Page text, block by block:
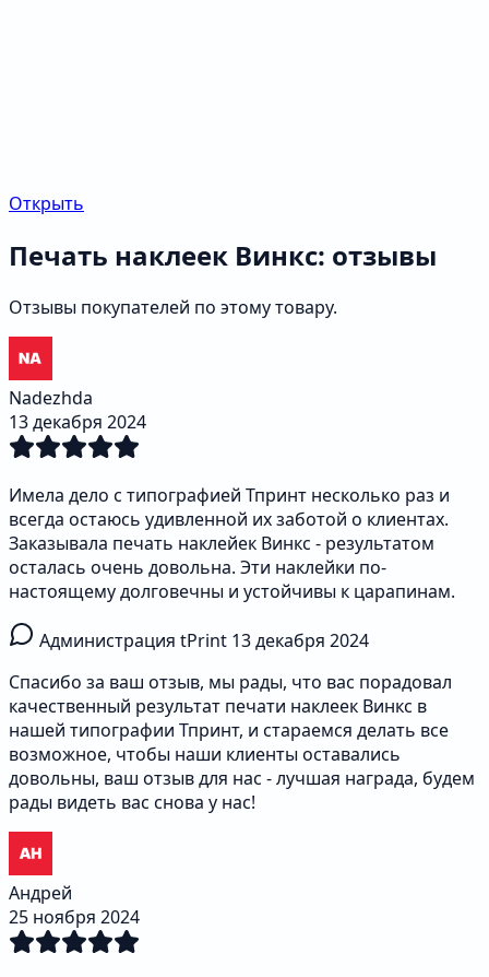
Открыть
Печать наклеек Винкс: отзывы
Отзывы покупателей по этому товару.
Nadezhda
13 декабря 2024
Имела дело с типографией Тпринт несколько раз и
всегда остаюсь удивленной их заботой о клиентах.
Заказывала печать наклейек Винкс - результатом
осталась очень довольна. Эти наклейки по-
настоящему долговечны и устойчивы к царапинам.
Администрация tPrint 13 декабря 2024
Спасибо за ваш отзыв, мы рады, что вас порадовал
качественный результат печати наклеек Винкс в
нашей типографии Тпринт, и стараемся делать все
возможное, чтобы наши клиенты оставались
довольны, ваш отзыв для нас - лучшая награда, будем
рады видеть вас снова у нас!
Андрей
25 ноября 2024